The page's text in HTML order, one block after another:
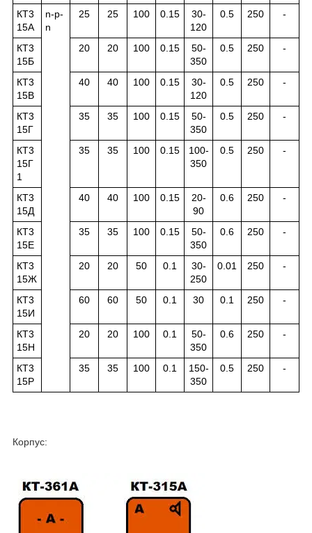
КТ3
15А
n-p-
n
25 25 100 0.15
30-
120
0.5 250 -
КТ3
15Б
20 20 100 0.15
50-
350
0.5 250 -
КТ3
15В
40 40 100 0.15
30-
120
0.5 250 -
КТ3
15Г
35 35 100 0.15
50-
350
0.5 250 -
КТ3
15Г
1
35 35 100 0.15
100-
350
0.5 250 -
КТ3
15Д
40 40 100 0.15
20-
90
0.6 250 -
КТ3
15Е
35 35 100 0.15
50-
350
0.6 250 -
КТ3
15Ж
20 20 50 0.1
30-
250
0.01 250 -
КТ3
15И
60 60 50 0.1 30 0.1 250 -
КТ3
15Н
20 20 100 0.1
50-
350
0.6 250 -
КТ3
15Р
35 35 100 0.1
150-
350
0.5 250 -
Корпус: